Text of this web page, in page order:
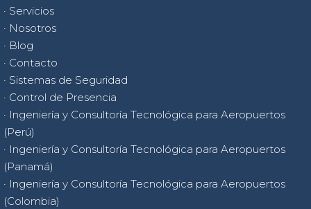
· Servicios
· Nosotros
· Blog
· Contacto
· Sistemas de Seguridad
· Control de Presencia
· Ingeniería y Consultoría Tecnológica para Aeropuertos
(Perú)
· Ingeniería y Consultoría Tecnológica para Aeropuertos
(Panamá)
· Ingeniería y Consultoría Tecnológica para Aeropuertos
(Colombia)